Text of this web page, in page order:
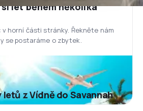
let během několika
horní části stránky. Řekněte nám
se postaráme o zbytek.
z Vídně do Savannah